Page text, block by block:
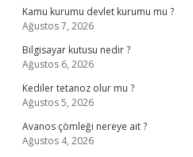
Kamu kurumu devlet kurumu mu ?
Ağustos 7, 2026
Bilgisayar kutusu nedir ?
Ağustos 6, 2026
Kediler tetanoz olur mu ?
Ağustos 5, 2026
Avanos çömleği nereye ait ?
Ağustos 4, 2026